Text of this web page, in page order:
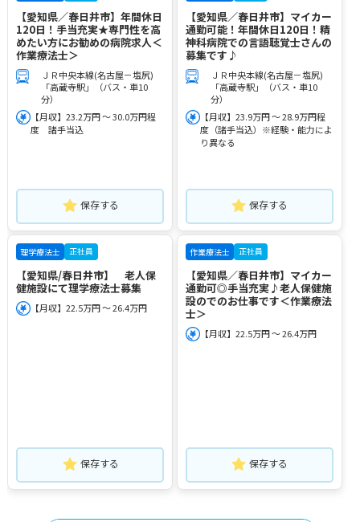
【愛知県／春日井市】年間休日
120日！手当充実★専門性を高
めたい方にお勧めの病院求人＜
作業療法士＞
ＪＲ中央本線(名古屋－塩尻)
「高蔵寺駅」（バス・車10
分）
【月収】23.2万円 ～ 30.0万円程
度 諸手当込
保存する
【愛知県／春日井市】マイカー
通勤可能！年間休日120日！精
神科病院での言語聴覚士さんの
募集です♪
ＪＲ中央本線(名古屋－塩尻)
「高蔵寺駅」（バス・車10
分）
【月収】23.9万円 ～ 28.9万円程
度（諸手当込）※経験・能力によ
り異なる
保存する
理学療法士 正社員
【愛知県/春日井市】 老人保
健施設にて理学療法士募集
【月収】22.5万円 ～ 26.4万円
保存する
作業療法士 正社員
【愛知県／春日井市】マイカー
通勤可◎手当充実♪老人保健施
設のでのお仕事です＜作業療法
士＞
【月収】22.5万円 ～ 26.4万円
保存する